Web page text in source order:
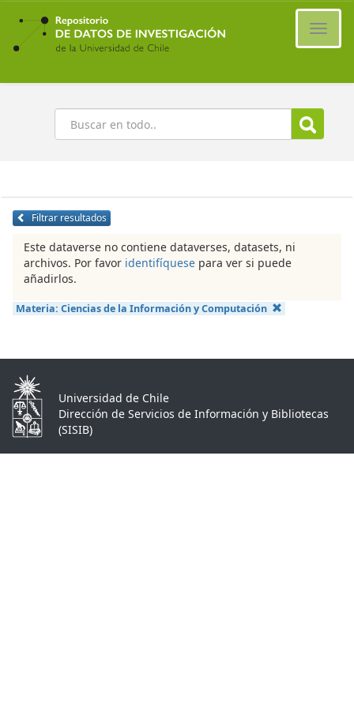
Ir
contenido
principal
Buscar
Filtrar resultados
Este dataverse no contiene dataverses, datasets, ni
archivos. Por favor identifíquese para ver si puede
añadirlos.
Materia: Ciencias de la Información y Computación
Universidad de Chile
Dirección de Servicios de Información y Bibliotecas
(SISIB)